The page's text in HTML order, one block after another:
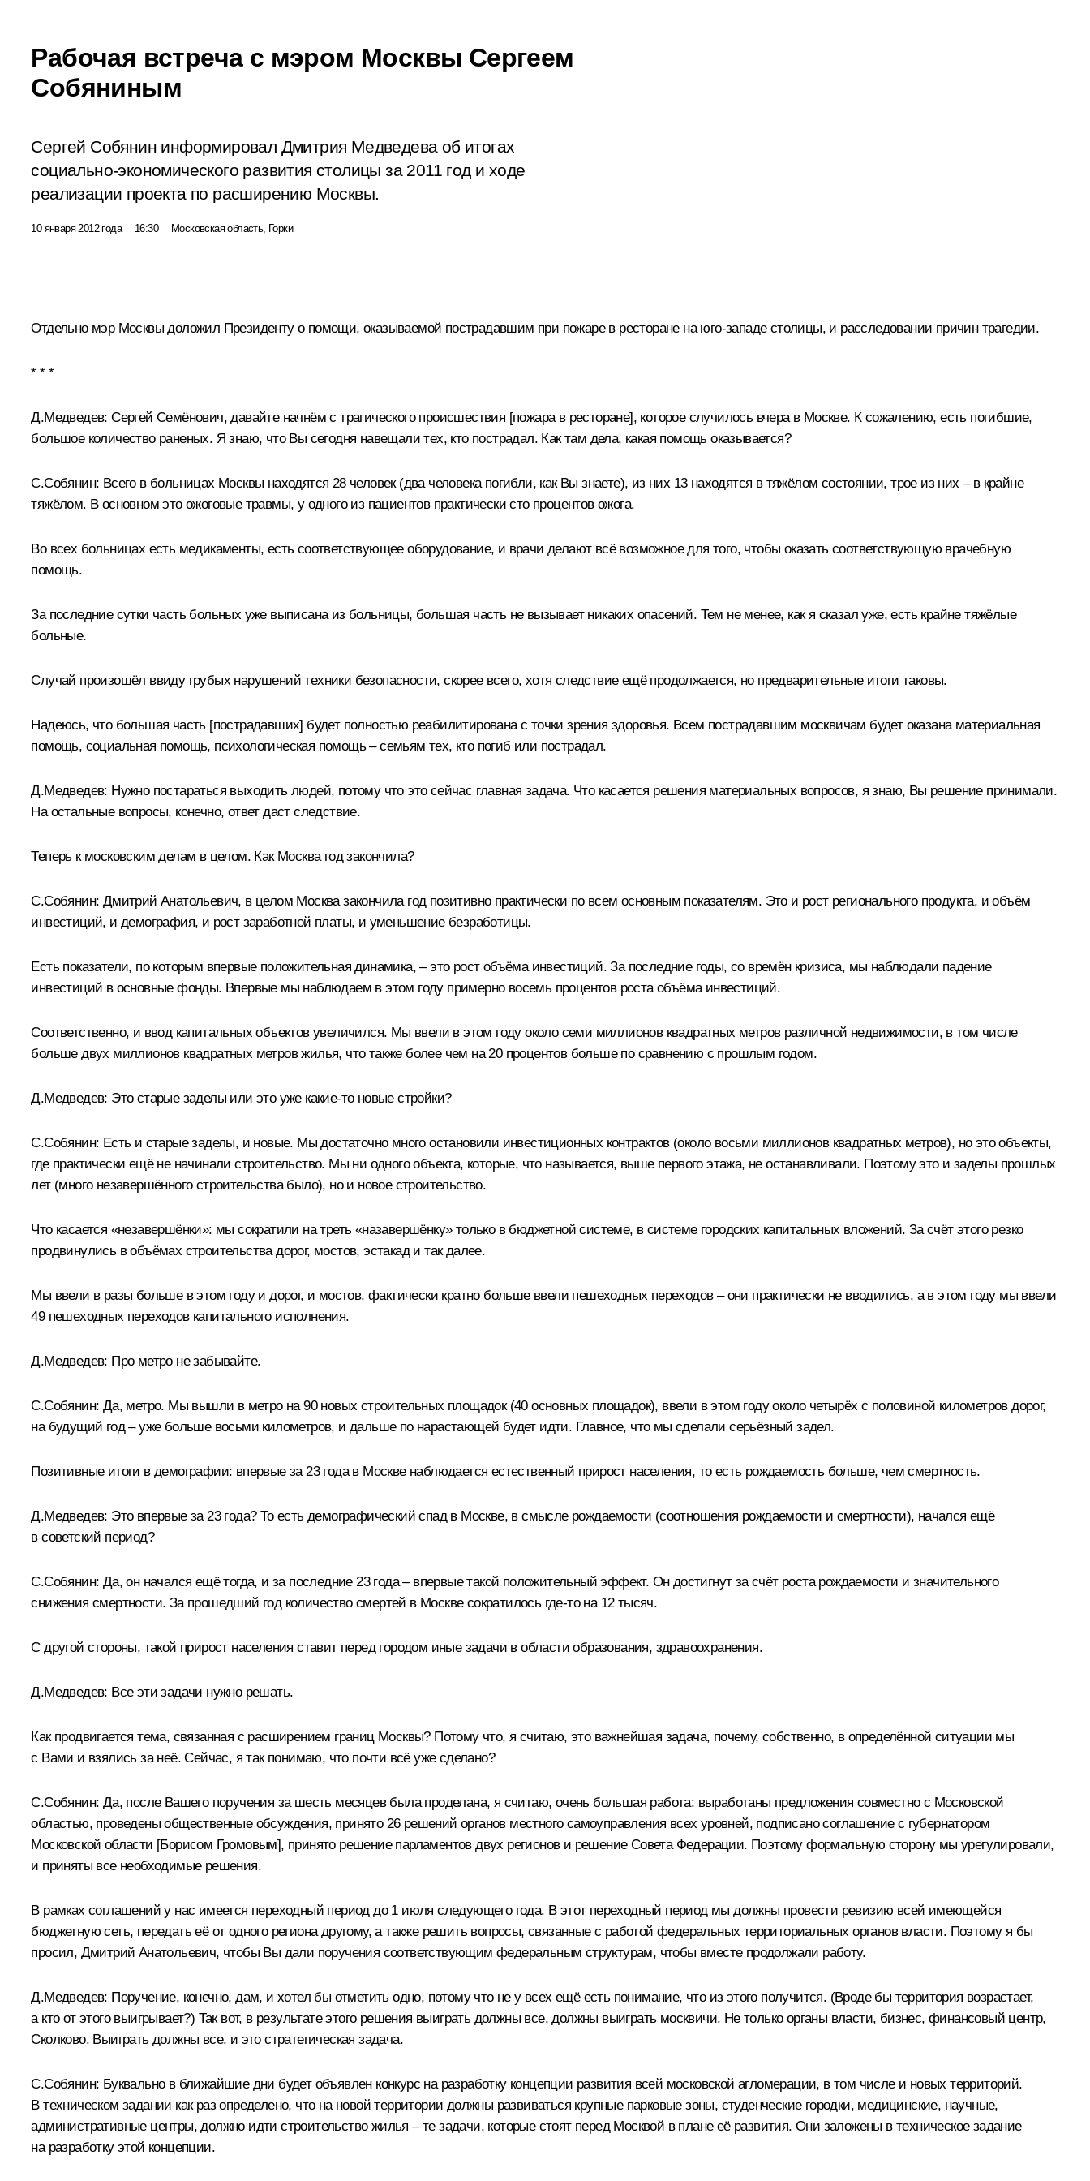
Рабочая встреча с мэром Москвы Сергеем
Собяниным
Сергей Собянин информировал Дмитрия Медведева об итогах
социально-экономического развития столицы за 2011 год и ходе
реализации проекта по расширению Москвы.
10 января 2012 года 16:30 Московская область, Горки
Отдельно мэр Москвы доложил Президенту о помощи, оказываемой пострадавшим при пожаре в ресторане на юго-западе столицы, и расследовании причин трагедии.
* * *
Д.Медведев:Сергей Семёнович, давайте начнём с трагического происшествия [пожара в ресторане], которое случилось вчера в Москве. К сожалению, есть погибшие,
большое количество раненых. Я знаю, что Вы сегодня навещали тех, кто пострадал. Как там дела, какая помощь оказывается?
С.Собянин: Всего в больницах Москвы находятся 28 человек (два человека погибли, как Вы знаете), из них 13 находятся в тяжёлом состоянии, трое из них – в крайне
тяжёлом. В основном это ожоговые травмы, у одного из пациентов практически сто процентов ожога.
Во всех больницах есть медикаменты, есть соответствующее оборудование, и врачи делают всё возможное для того, чтобы оказать соответствующую врачебную
помощь.
За последние сутки часть больных уже выписана из больницы, большая часть не вызывает никаких опасений. Тем не менее, как я сказал уже, есть крайне тяжёлые
больные.
Случай произошёл ввиду грубых нарушений техники безопасности, скорее всего, хотя следствие ещё продолжается, но предварительные итоги таковы.
Надеюсь, что большая часть [пострадавших] будет полностью реабилитирована с точки зрения здоровья. Всем пострадавшим москвичам будет оказана материальная
помощь, социальная помощь, психологическая помощь – семьям тех, кто погиб или пострадал.
Д.Медведев: Нужно постараться выходить людей, потому что это сейчас главная задача. Что касается решения материальных вопросов, я знаю, Вы решение принимали.
На остальные вопросы, конечно, ответ даст следствие.
Теперь к московским делам в целом. Как Москва год закончила?
С.Собянин: Дмитрий Анатольевич, в целом Москва закончила год позитивно практически по всем основным показателям. Это и рост регионального продукта, и объём
инвестиций, и демография, и рост заработной платы, и уменьшение безработицы.
Есть показатели, по которым впервые положительная динамика, – это рост объёма инвестиций. За последние годы, со времён кризиса, мы наблюдали падение
инвестиций в основные фонды. Впервые мы наблюдаем в этом году примерно восемь процентов роста объёма инвестиций.
Соответственно, и ввод капитальных объектов увеличился. Мы ввели в этом году около семи миллионов квадратных метров различной недвижимости, в том числе
больше двух миллионов квадратных метров жилья, что также более чем на 20 процентов больше по сравнению с прошлым годом.
Д.Медведев: Это старые заделы или это уже какие‑то новые стройки?
С.Собянин: Есть и старые заделы, и новые. Мы достаточно много остановили инвестиционных контрактов (около восьми миллионов квадратных метров), но это объекты,
где практически ещё не начинали строительство. Мы ни одного объекта, которые, что называется, выше первого этажа, не останавливали. Поэтому это и заделы прошлых
лет (много незавершённого строительства было), но и новое строительство.
Что касается «незавершёнки»: мы сократили на треть «назавершёнку» только в бюджетной системе, в системе городских капитальных вложений. За счёт этого резко
продвинулись в объёмах строительства дорог, мостов, эстакад и так далее.
Мы ввели в разы больше в этом году и дорог, и мостов, фактически кратно больше ввели пешеходных переходов – они практически не вводились, а в этом году мы ввели
49 пешеходных переходов капитального исполнения.
Д.Медведев: Про метро не забывайте.
С.Собянин: Да, метро. Мы вышли в метро на 90 новых строительных площадок (40 основных площадок), ввели в этом году около четырёх с половиной километров дорог,
на будущий год – уже больше восьми километров, и дальше по нарастающей будет идти. Главное, что мы сделали серьёзный задел.
Позитивные итоги в демографии: впервые за 23 года в Москве наблюдается естественный прирост населения, то есть рождаемость больше, чем смертность.
Д.Медведев: Это впервые за 23 года? То есть демографический спад в Москве, в смысле рождаемости (соотношения рождаемости и смертности), начался ещё
в советский период?
С.Собянин: Да, он начался ещё тогда, и за последние 23 года – впервые такой положительный эффект. Он достигнут за счёт роста рождаемости и значительного
снижения смертности. За прошедший год количество смертей в Москве сократилось где‑то на 12 тысяч.
С другой стороны, такой прирост населения ставит перед городом иные задачи в области образования, здравоохранения.
Д.Медведев: Все эти задачи нужно решать.
Как продвигается тема, связанная с расширением границ Москвы? Потому что, я считаю, это важнейшая задача, почему, собственно, в определённой ситуации мы
с Вами и взялись за неё. Сейчас, я так понимаю, что почти всё уже сделано?
С.Собянин: Да, после Вашего поручения за шесть месяцев была проделана, я считаю, очень большая работа: выработаны предложения совместно с Московской
областью, проведены общественные обсуждения, принято 26 решений органов местного самоуправления всех уровней, подписано соглашение с губернатором
Московской области [Борисом Громовым], принято решение парламентов двух регионов и решение Совета Федерации. Поэтому формальную сторону мы урегулировали,
и приняты все необходимые решения.
В рамках соглашений у нас имеется переходный период до 1 июля следующего года. В этот переходный период мы должны провести ревизию всей имеющейся
бюджетную сеть, передать её от одного региона другому, а также решить вопросы, связанные с работой федеральных территориальных органов власти. Поэтому я бы
просил, Дмитрий Анатольевич, чтобы Вы дали поручения соответствующим федеральным структурам, чтобы вместе продолжали работу.
Д.Медведев: Поручение, конечно, дам, и хотел бы отметить одно, потому что не у всех ещё есть понимание, что из этого получится. (Вроде бы территория возрастает,
а кто от этого выигрывает?) Так вот, в результате этого решения выиграть должны все, должны выиграть москвичи. Не только органы власти, бизнес, финансовый центр,
Сколково. Выиграть должны все, и это стратегическая задача.
С.Собянин: Буквально в ближайшие дни будет объявлен конкурс на разработку концепции развития всей московской агломерации, в том числе и новых территорий.
В техническом задании как раз определено, что на новой территории должны развиваться крупные парковые зоны, студенческие городки, медицинские, научные,
административные центры, должно идти строительство жилья – те задачи, которые стоят перед Москвой в плане её развития. Они заложены в техническое задание
на разработку этой концепции.